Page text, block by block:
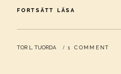
FORTSÄTT LÄSA
UTAN
ORD
BY
TOR L. TUORDA 1 COMMENT